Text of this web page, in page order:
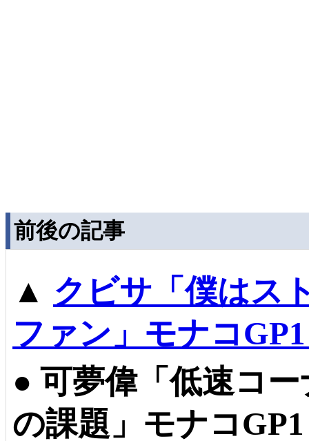
前後の記事
▲ クビサ「僕はス
ファン」モナコ
● 可夢偉「低速コ
の課題」モナコ